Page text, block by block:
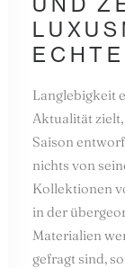
Langlebigkeit
Aktualität zielt,
Saison
nichts von
Kollektionen
in der
Materialien
gefragt sind,